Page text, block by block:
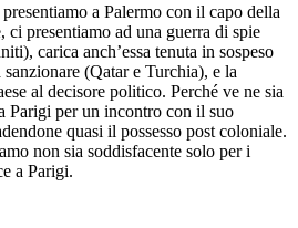
a Palermo con il capo della
presentiamo ad una guerra di spie
carica anch’essa tenuta in sospeso
(Qatar e Turchia), e la
al decisore politico. Perché ve ne sia
Parigi per un incontro con il suo
quasi il possesso post coloniale.
non sia soddisfacente solo per i
a Parigi.